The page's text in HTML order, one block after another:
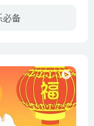
必备